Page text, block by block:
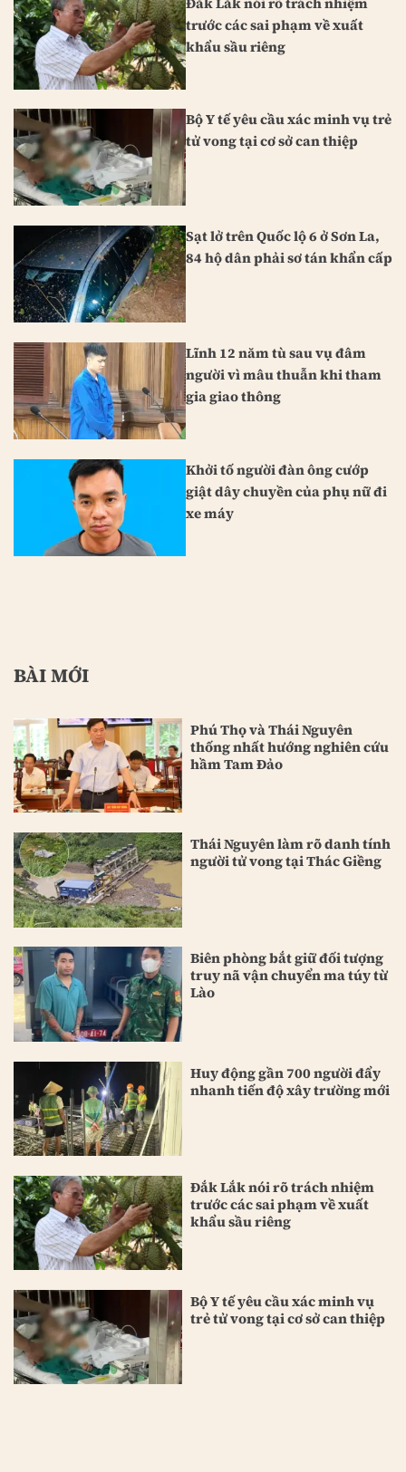
trước các sai phạm về xuất
khẩu sầu riêng
Bộ Y tế yêu cầu xác minh vụ trẻ
tử vong tại cơ sở can thiệp
Sạt lở trên Quốc lộ 6 ở Sơn La,
84 hộ dân phải sơ tán khẩn cấp
Lĩnh 12 năm tù sau vụ đâm
người vì mâu thuẫn khi tham
gia giao thông
Khởi tố người đàn ông cướp
giật dây chuyền của phụ nữ đi
xe máy
BÀI MỚI
Phú Thọ và Thái Nguyên
thống nhất hướng nghiên cứu
hầm Tam Đảo
Thái Nguyên làm rõ danh tính
người tử vong tại Thác Giềng
Biên phòng bắt giữ đối tượng
truy nã vận chuyển ma túy từ
Lào
Huy động gần 700 người đẩy
nhanh tiến độ xây trường mới
Đắk Lắk nói rõ trách nhiệm
trước các sai phạm về xuất
khẩu sầu riêng
Bộ Y tế yêu cầu xác minh vụ
trẻ tử vong tại cơ sở can thiệp